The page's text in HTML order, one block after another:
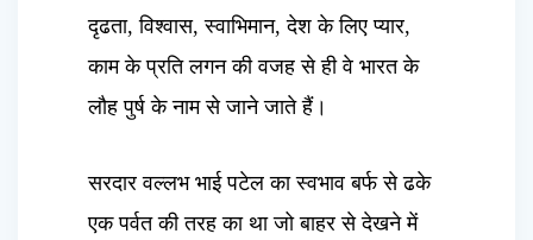
दृढता, विश्वास, स्वाभिमान, देश के लिए प्यार,
काम के प्रति लगन की वजह से ही वे भारत के
लौह पुर्ष के नाम से जाने जाते हैं।
सरदार वल्लभ भाई पटेल का स्वभाव बर्फ से ढके
एक पर्वत की तरह का था जो बाहर से देखने में